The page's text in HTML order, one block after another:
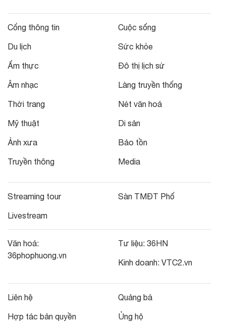
Cổng thông tin
Du lịch
Ẩm thực
Âm nhạc
Thời trang
Mỹ thuật
Ảnh xưa
Truyền thông
Cuộc sống
Sức khỏe
Đô thị lịch sử
Làng truyền thống
Nét văn hoá
Di sản
Bảo tồn
Media
Streaming tour
Livestream
Sàn TMĐT Phố
Văn hoá:
36phophuong.vn
Tư liệu: 36HN
Kinh doanh: VTC2.vn
Liên hệ
Hợp tác bản quyền
Quảng bá
Ủng hộ